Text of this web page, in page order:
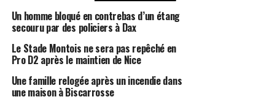
Un homme bloqué en contrebas d’un étang
secouru par des policiers à Dax
Le Stade Montois ne sera pas repêché en
Pro D2 après le maintien de Nice
Une famille relogée après un incendie dans
une maison à Biscarrosse